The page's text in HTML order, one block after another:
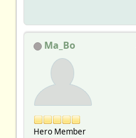
Ma_Bo
Hero Member